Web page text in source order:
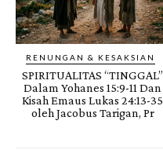
RENUNGAN & KESAKSIAN
SPIRITUALITAS “TINGGAL”
Dalam Yohanes 15:9-11 Dan
Kisah Emaus Lukas 24:13-35
oleh Jacobus Tarigan, Pr